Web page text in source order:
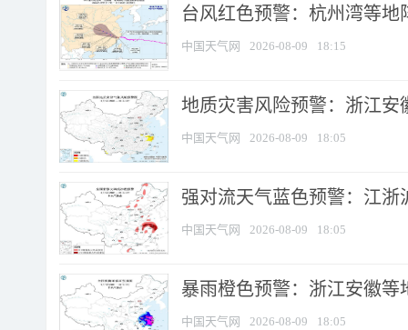
台风红色预警：杭州湾等地
中国天气网 2026-08-09 18:15
地质灾害风险预警：浙江安
中国天气网 2026-08-09 18:05
强对流天气蓝色预警：江浙
中国天气网 2026-08-09 18:05
暴雨橙色预警：浙江安徽等
中国天气网 2026-08-09 18:05